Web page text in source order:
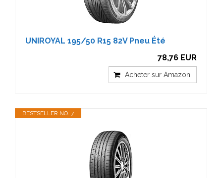
UNIROYAL 195/50 R15 82V Pneu Été
78,76 EUR
Acheter sur Amazon
BESTSELLER NO. 7